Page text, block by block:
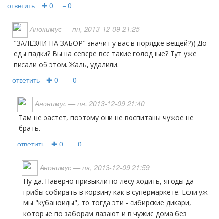
ответить ✚ 0 − 0
Анонимус — пн, 2013-12-09 21:25
"ЗАЛЕЗЛИ НА ЗАБОР" значит у вас в порядке вещей?)) До
еды падки? Вы на севере все такие голодные? Тут уже
писали об этом. Жаль, удалили.
ответить ✚ 0 − 0
Анонимус — пн, 2013-12-09 21:40
Там не растет, поэтому они не воспитаны чужое не
брать.
ответить ✚ 0 − 0
Анонимус — пн, 2013-12-09 21:59
Ну да. Наверно привыкли по лесу ходить, ягоды да
грибы собирать в корзину как в супермаркете. Если уж
мы "кубаноиды", то тогда эти - сибирские дикари,
которые по заборам лазают и в чужие дома без